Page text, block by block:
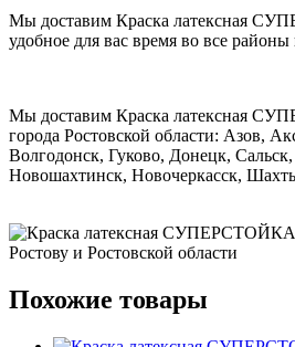
Мы доставим Краска латексная
удобное для вас время во все
Мы доставим Краска латексная
города Ростовской области: Азов,
Волгодонск, Гуково, Донецк, Сальск,
Новошахтинск, Новочеркасск,
Похожие товары